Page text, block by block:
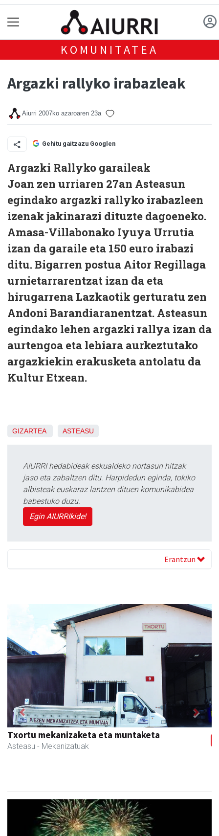
KOMUNITATEA
Argazki rallyko irabazleak
Aiurri 2007ko azaroaren 23a
Gehitu gaitzazu Googlen
Argazki Rallyko garaileak
Joan zen urriaren 27an Asteasun
egindako argazki rallyko irabazleen
izenak jakinarazi dituzte dagoeneko.
Amasa-Villabonako Iyuya Urrutia
izan da garaile eta 150 euro irabazi
ditu. Bigarren postua Aitor Regillaga
urnietarrarentzat izan da eta
hirugarrena Lazkaotik gerturatu zen
Andoni Barandiaranentzat. Asteasun
egindako lehen argazki rallya izan da
aurtengoa eta lehiara aurkeztutako
argazkiekin erakusketa antolatu da
Kultur Etxean.
GIZARTEA ASTEASU
AIURRI hedabideak eskualdeko nortasun hitzak
jaso eta zabaltzen ditu. Harpidedun eginda, tokiko
albisteak euskaraz lantzen dituen komunikabidea
babestuko duzu.
Egin AIURRIkide!
Erantzun
Txortu mekanizaketa eta muntaketa
Asteasu - Mekanizatuak
Previous Next